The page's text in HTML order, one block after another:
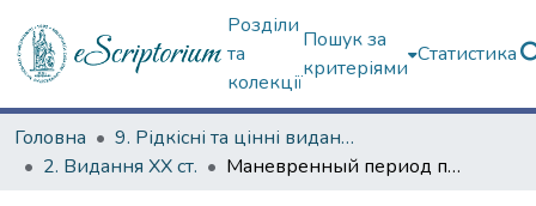
Розділи
та
колекції
Пошук за
критеріями
Статистика
Головна
9. Рідкісні та цінні видання
2. Видання ХХ ст.
Маневренный период первой мировой империалистической войны 1914 г.